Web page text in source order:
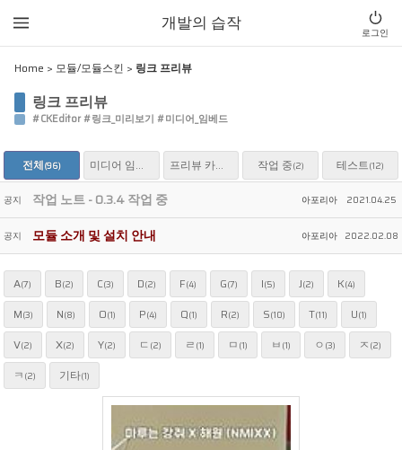
개발의 습작 로그인
Home > 모듈/모듈스킨 > 링크 프리뷰
링크 프리뷰
#CKEditor #링크_미리보기 #미디어_임베드
전체(96) 미디어 임베드 (77) 프리뷰 카드 작업 중(2) 테스트(12)
공지 작업 노트 - 0.3.4 작업 중 아포리아 2021.04.25
공지 모듈 소개 및 설치 안내 아포리아 2022.02.08
A(7) B(2) C(3) D(2) F(4) G(7) I(5) J(2) K(4)
M(3) N(8) O(1) P(4) Q(1) R(2) S(10) T(11) U(1)
V(2) X(2) Y(2) ㄷ (2) ㄹ (1) ㅁ (1) ㅂ (1) ㅇ (3) ㅈ (2)
ㅋ (2) 기타(1)